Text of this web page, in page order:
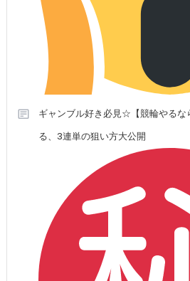
ギャンブル好き必見☆【競輪やるな
る、3連単の狙い方大公開